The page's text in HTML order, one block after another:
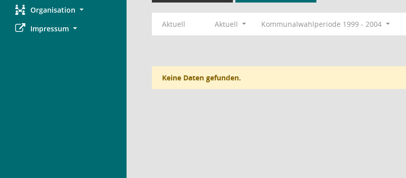
Organisation
Impressum
Aktuell Aktuell Kommunalwahlperiode 1999 - 2004
Keine Daten gefunden.